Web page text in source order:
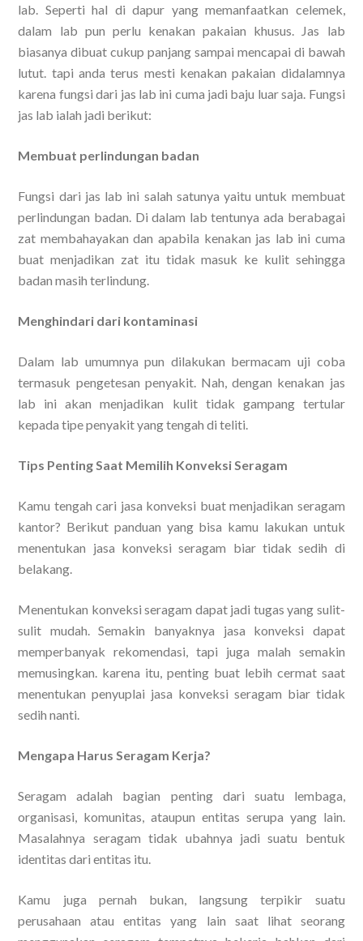
lab. Seperti hal di dapur yang memanfaatkan celemek,
dalam lab pun perlu kenakan pakaian khusus. Jas lab
biasanya dibuat cukup panjang sampai mencapai di bawah
lutut. tapi anda terus mesti kenakan pakaian didalamnya
karena fungsi dari jas lab ini cuma jadi baju luar saja. Fungsi
jas lab ialah jadi berikut:
Membuat perlindungan badan
Fungsi dari jas lab ini salah satunya yaitu untuk membuat
perlindungan badan. Di dalam lab tentunya ada berabagai
zat membahayakan dan apabila kenakan jas lab ini cuma
buat menjadikan zat itu tidak masuk ke kulit sehingga
badan masih terlindung.
Menghindari dari kontaminasi
Dalam lab umumnya pun dilakukan bermacam uji coba
termasuk pengetesan penyakit. Nah, dengan kenakan jas
lab ini akan menjadikan kulit tidak gampang tertular
kepada tipe penyakit yang tengah di teliti.
Tips Penting Saat Memilih Konveksi Seragam
Kamu tengah cari jasa konveksi buat menjadikan seragam
kantor? Berikut panduan yang bisa kamu lakukan untuk
menentukan jasa konveksi seragam biar tidak sedih di
belakang.
Menentukan konveksi seragam dapat jadi tugas yang sulit-
sulit mudah. Semakin banyaknya jasa konveksi dapat
memperbanyak rekomendasi, tapi juga malah semakin
memusingkan. karena itu, penting buat lebih cermat saat
menentukan penyuplai jasa konveksi seragam biar tidak
sedih nanti.
Mengapa Harus Seragam Kerja?
Seragam adalah bagian penting dari suatu lembaga,
organisasi, komunitas, ataupun entitas serupa yang lain.
Masalahnya seragam tidak ubahnya jadi suatu bentuk
identitas dari entitas itu.
Kamu juga pernah bukan, langsung terpikir suatu
perusahaan atau entitas yang lain saat lihat seorang